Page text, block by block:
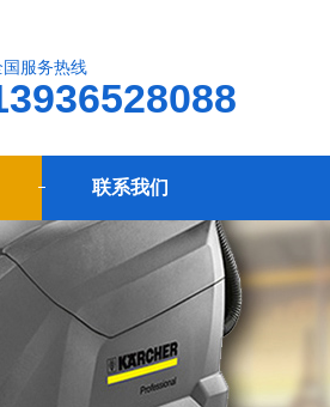
国服务热线
联系我们